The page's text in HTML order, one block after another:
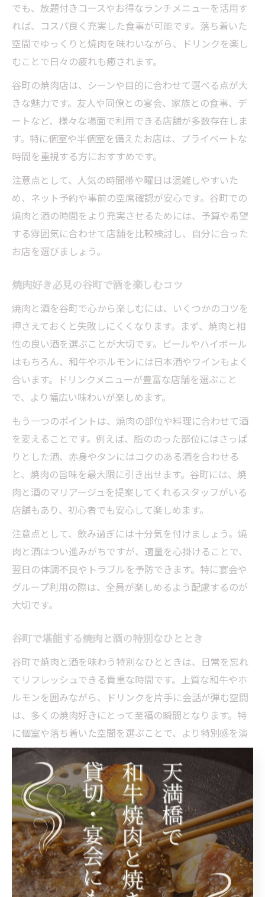
でも、放題付きコースやお得なランチメニューを活用す
れば、コスパ良く充実した食事が可能です。落ち着いた
空間でゆっくりと焼肉を味わいながら、ドリンクを楽し
むことで日々の疲れも癒されます。
谷町の焼肉店は、シーンや目的に合わせて選べる点が大
きな魅力です。友人や同僚との宴会、家族との食事、デ
ートなど、様々な場面で利用できる店舗が多数存在しま
す。特に個室や半個室を備えたお店は、プライベートな
時間を重視する方におすすめです。
注意点として、人気の時間帯や曜日は混雑しやすいた
め、ネット予約や事前の空席確認が安心です。谷町での
焼肉と酒の時間をより充実させるためには、予算や希望
する雰囲気に合わせて店舗を比較検討し、自分に合った
お店を選びましょう。
焼肉好き必見の谷町で酒を楽しむコツ
焼肉と酒を谷町で心から楽しむには、いくつかのコツを
押さえておくと失敗しにくくなります。まず、焼肉と相
性の良い酒を選ぶことが大切です。ビールやハイボール
はもちろん、和牛やホルモンには日本酒やワインもよく
合います。ドリンクメニューが豊富な店舗を選ぶこと
で、より幅広い味わいが楽しめます。
もう一つのポイントは、焼肉の部位や料理に合わせて酒
を変えることです。例えば、脂ののった部位にはさっぱ
りとした酒、赤身やタンにはコクのある酒を合わせる
と、焼肉の旨味を最大限に引き出せます。谷町には、焼
肉と酒のマリアージュを提案してくれるスタッフがいる
店舗もあり、初心者でも安心して楽しめます。
注意点として、飲み過ぎには十分気を付けましょう。焼
肉と酒はつい進みがちですが、適量を心掛けることで、
翌日の体調不良やトラブルを予防できます。特に宴会や
グループ利用の際は、全員が楽しめるよう配慮するのが
大切です。
谷町で堪能する焼肉と酒の特別なひととき
谷町で焼肉と酒を味わう特別なひとときは、日常を忘れ
てリフレッシュできる貴重な時間です。上質な和牛やホ
ルモンを囲みながら、ドリンクを片手に会話が弾む空間
は、多くの焼肉好きにとって至福の瞬間となります。特
に個室や落ち着いた空間を選ぶことで、より特別感を演
出できます。
谷町の焼肉店は、黒毛和牛や希少部位など、素材にこだ
わったメニューが豊富です。また、店舗によっては、サ
プライズ演出や記念日向けのサービスを提供していると
ころもあります。こうした工夫を活用すれば、家族やパ
ートナーとの大切な日を、思い出深いものにすることが
できます。
注意点として、特別な日やイベント利用の場合は、早め